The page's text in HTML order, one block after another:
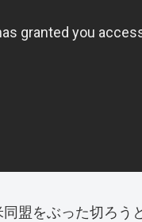
盟をぶった切ろう